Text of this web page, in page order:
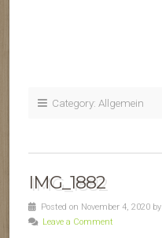
Category: Allgemein
IMG_1882
Posted on November 4, 2020 by
Leave a Comment